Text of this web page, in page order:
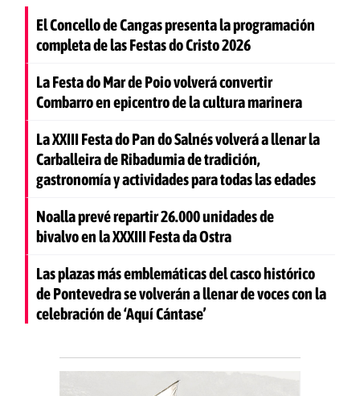
El Concello de Cangas presenta la programación
completa de las Festas do Cristo 2026
La Festa do Mar de Poio volverá convertir
Combarro en epicentro de la cultura marinera
La XXIII Festa do Pan do Salnés volverá a llenar la
Carballeira de Ribadumia de tradición,
gastronomía y actividades para todas las edades
Noalla prevé repartir 26.000 unidades de
bivalvo en la XXXIII Festa da Ostra
Las plazas más emblemáticas del casco histórico
de Pontevedra se volverán a llenar de voces con la
celebración de ‘Aquí Cántase’